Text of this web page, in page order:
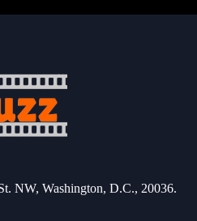
NW, Washington, D.C., 20036.